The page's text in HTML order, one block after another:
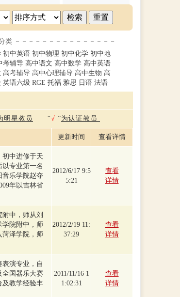
类 －－－－－－－－－－－－－－－
初中英语 初中物理 初中化学 初中地
考辅导 高中语文 高中数学 高中英语
高考辅导 高中心理辅导 高中生物 高
英语六级 RGE 托福 雅思 日语 法语
明星教员 “√ ”为认证教员
更新时间 查看详情
初中进修于天
专业第一名
音乐学院赵夺
年以吉林省
2012/6/17 9:5
5:21
查看
详情
中，师从刘
学院附中，师
菏泽学院，师
2012/2/19 11:
37:29
查看
详情
演专业，自
全国器乐大赛
及教学经验丰
2011/11/16 1
1:02:31
查看
详情